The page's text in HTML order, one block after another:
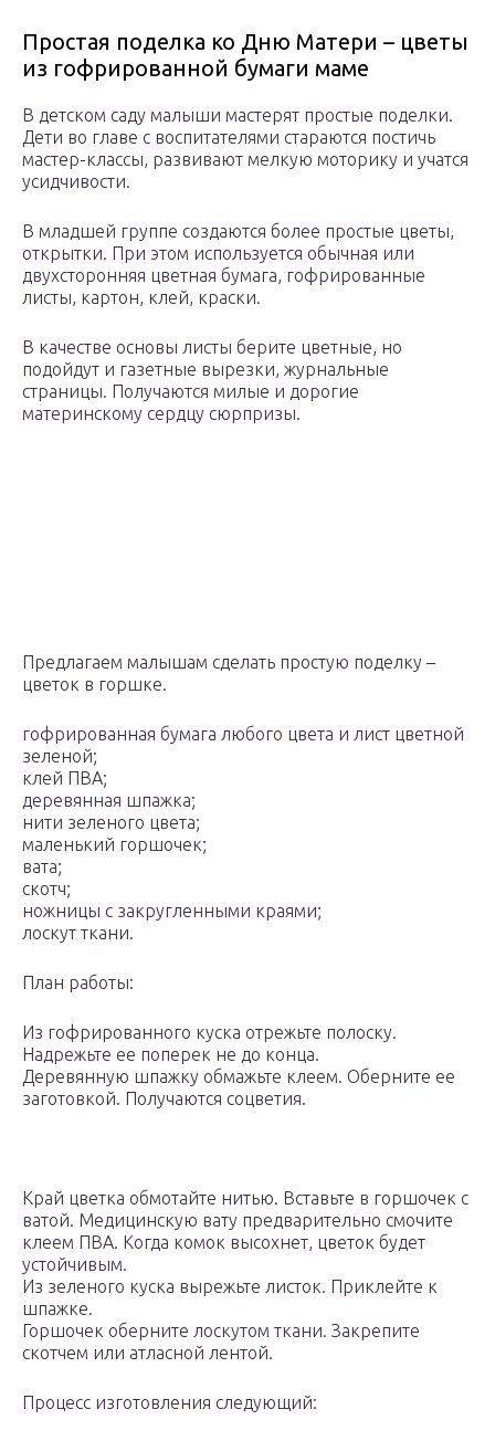
Простая поделка ко Дню Матери – цветы
из гофрированной бумаги маме
В детском саду малыши мастерят простые поделки.
Дети во главе с воспитателями стараются постичь
мастер-классы, развивают мелкую моторику и учатся
усидчивости.
В младшей группе создаются более простые цветы,
открытки. При этом используется обычная или
двухсторонняя цветная бумага, гофрированные
листы, картон, клей, краски.
В качестве основы листы берите цветные, но
подойдут и газетные вырезки, журнальные
страницы. Получаются милые и дорогие
материнскому сердцу сюрпризы.
Предлагаем малышам сделать простую поделку –
цветок в горшке.
гофрированная бумага любого цвета и лист цветной
зеленой;
клей ПВА;
деревянная шпажка;
нити зеленого цвета;
маленький горшочек;
вата;
скотч;
ножницы с закругленными краями;
лоскут ткани.
План работы:
Из гофрированного куска отрежьте полоску.
Надрежьте ее поперек не до конца.
Деревянную шпажку обмажьте клеем. Оберните ее
заготовкой. Получаются соцветия.
Край цветка обмотайте нитью. Вставьте в горшочек с
ватой. Медицинскую вату предварительно смочите
клеем ПВА. Когда комок высохнет, цветок будет
устойчивым.
Из зеленого куска вырежьте листок. Приклейте к
шпажке.
Горшочек оберните лоскутом ткани. Закрепите
скотчем или атласной лентой.
Процесс изготовления следующий: